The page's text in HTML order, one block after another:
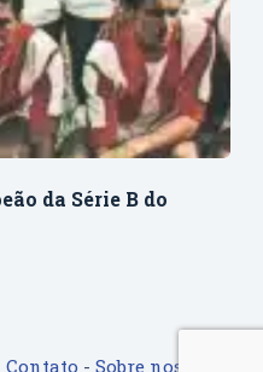
da Série B do
Contato - Sobre nos